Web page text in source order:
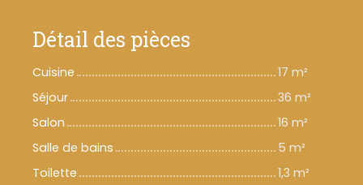
Détail des pièces
Cuisine
17 m²
Séjour
36 m²
Salon
16 m²
Salle de bains
5 m²
Toilette
1,3 m²